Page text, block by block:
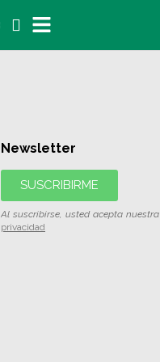
Newsletter
SUSCRIBIRME
Al suscribirse, usted acepta nuestra
privacidad